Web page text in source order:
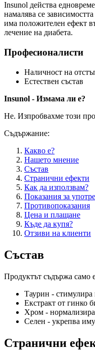
Insunol действа
намалява се
има положителен ефект
лечение на диабета.
Професионалисти
Наличност на
Естествен състав
Insunol - Измама ли е?
Не. Изпробвахме този
Съдържание:
Какво е?
Нашето мнение
Състав
Странични ефекти
Как да използвам?
Показания за
Противопоказания
Цена и плащане
Къде да купя?
Отзиви на клиенти
Състав
Продуктът съдържа само
Таурин - стимулира
Екстракт от гинко
Хром - нормализира
Селен - укрепва
Странични